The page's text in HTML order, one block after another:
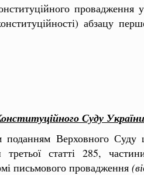
абзацу
Суду України
Верховного Суду
статті 285,
письмового провадження